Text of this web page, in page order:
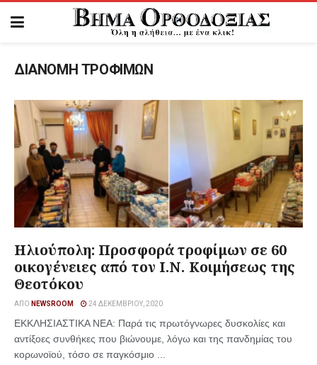
ΔΙΑΝΟΜΗ ΤΡΟΦΙΜΩΝ
Ηλιούπολη: Προσφορά τροφίμων σε 60
οικογένειες από τον Ι.Ν. Κοιμήσεως της
Θεοτόκου
ΑΠΌ NEWSROOM 24 ΔΕΚΕΜΒΡΊΟΥ, 2020
ΕΚΚΛΗΣΙΑΣΤΙΚΑ ΝΕΑ: Παρά τις πρωτόγνωρες δυσκολίες και
αντίξοες συνθήκες που βιώνουμε, λόγω και της πανδημίας του
κορωνοϊού, τόσο σε παγκόσμιο ...